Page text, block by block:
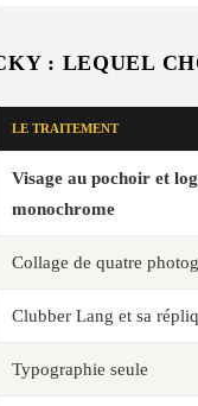
: LEQUEL
LE TRAITEMENT
Visage au pochoir et
monochrome
Collage de quatre
Clubber Lang et sa
Typographie seule